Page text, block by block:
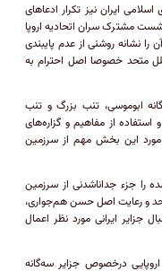
ایران نیز تکرار ادعا‌های
نشست مشترک سران اتحادیه اروپا
نشانه روشنی از عدم پایبندی
متحد خصوصا اصل احترام به
ابوموسی، تنب بزرگ و تنب
از مفاهیم و گزاره‌های
مورد این بخش مهم از سرزمین
را جزء جداناشدنی از سرزمین
و رعایت اصل حسن هم‌جواری،
ایرانی مورد نظر اعمال
درخصوص جزایر سه‌گانه